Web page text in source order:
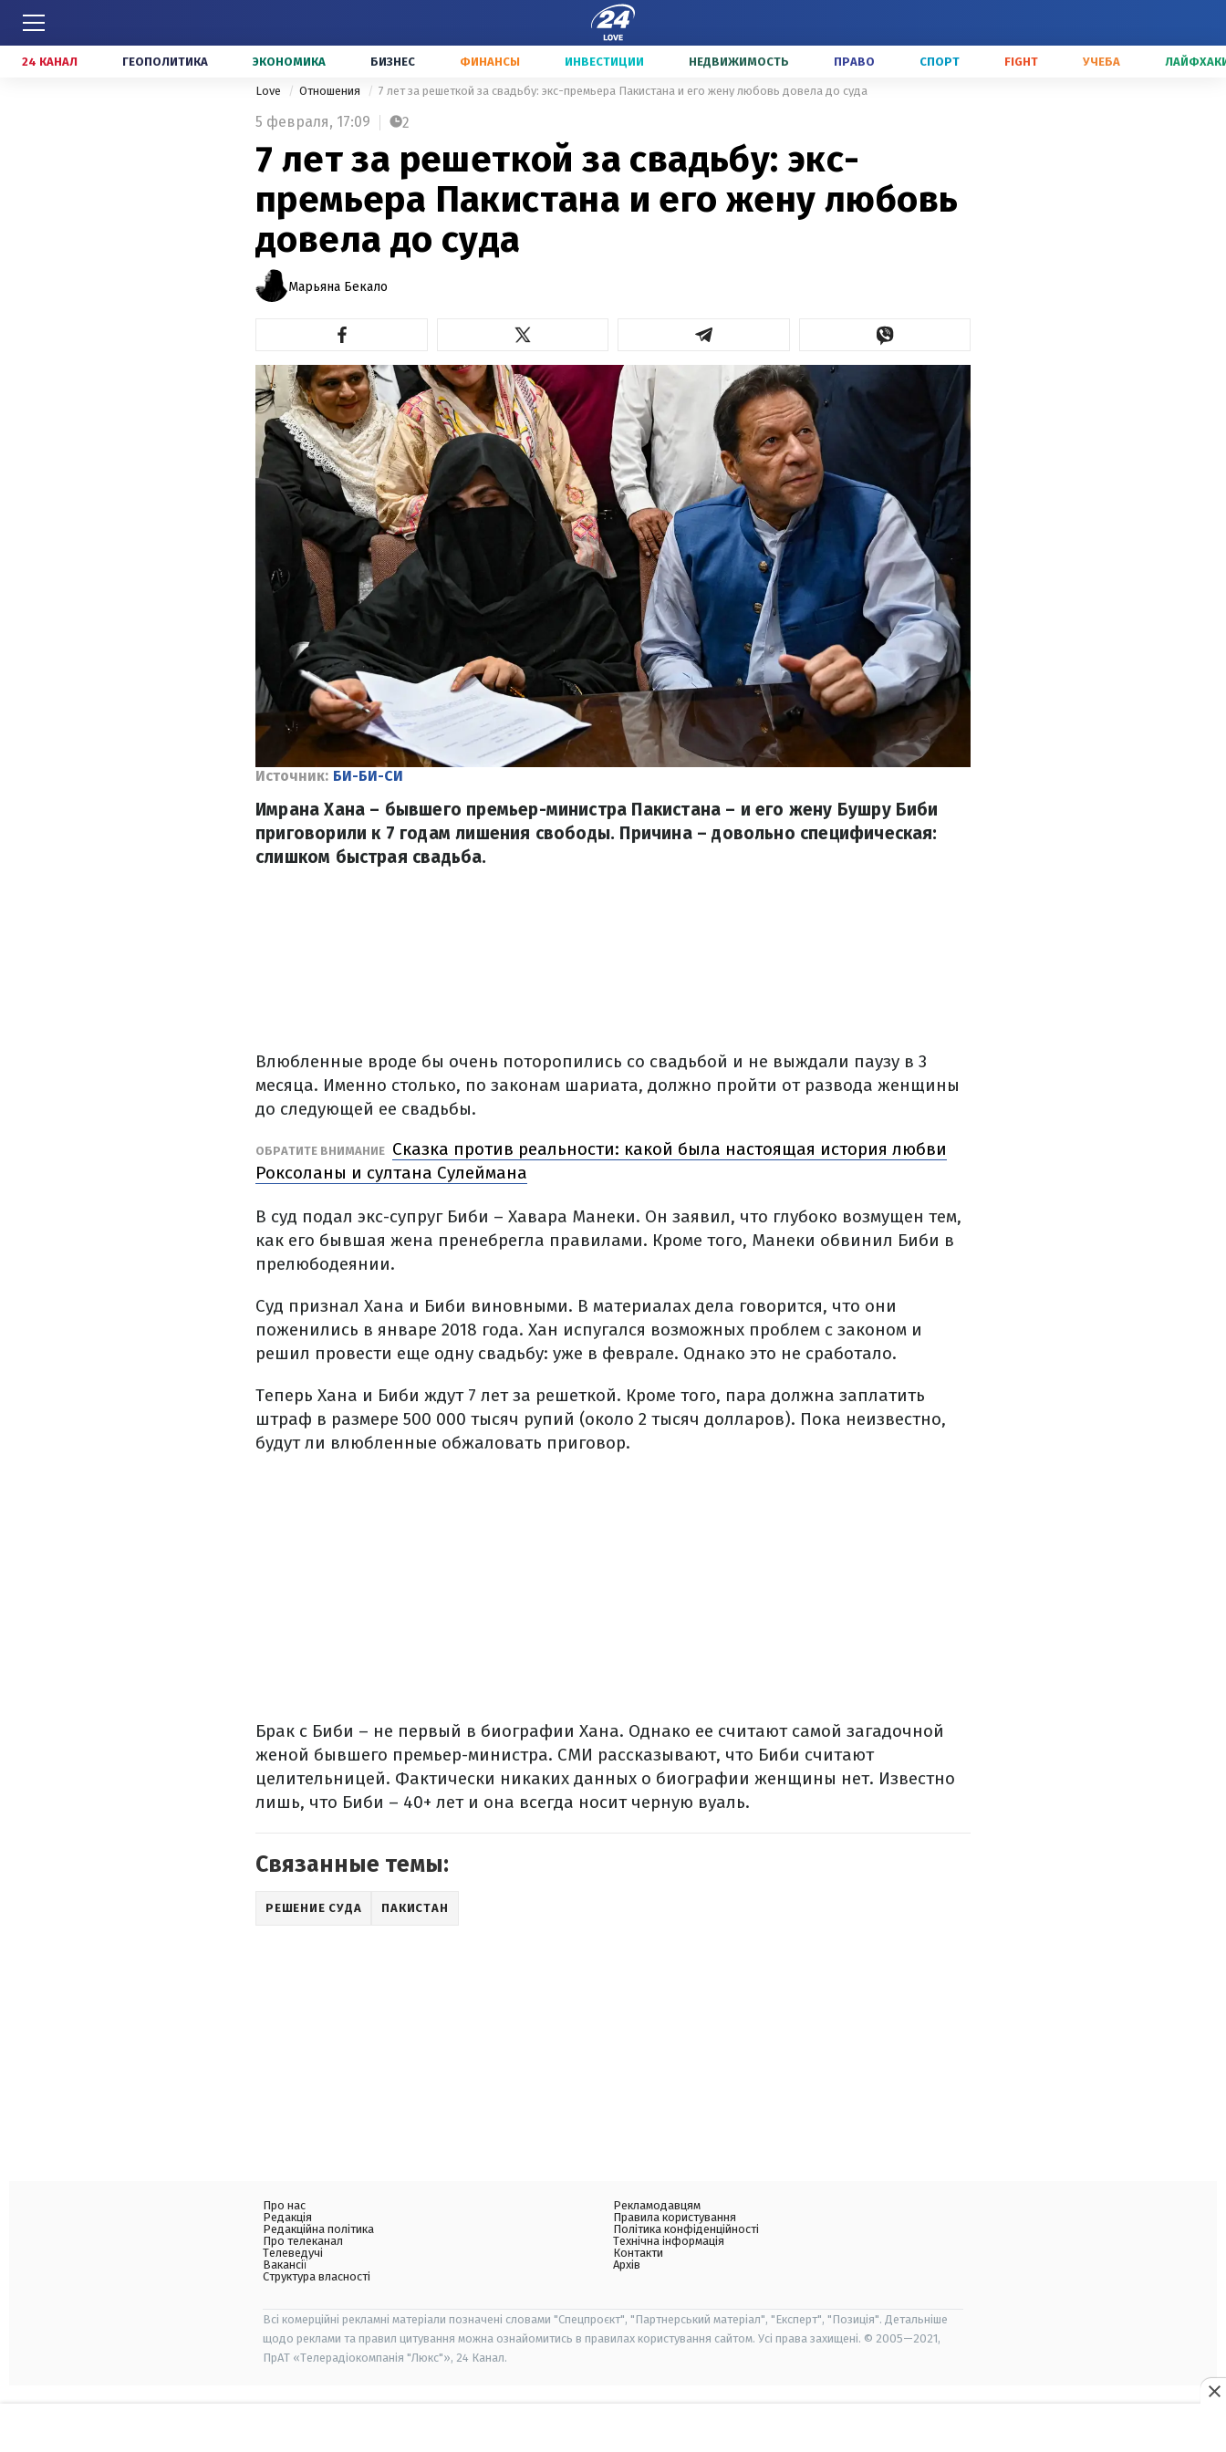
24 КАНАЛ ГЕОПОЛИТИКА ЭКОНОМИКА БИЗНЕС ФИНАНСЫ ИНВЕСТИЦИИ НЕДВИЖИМОСТЬ ПРАВО СПОРТ FIGHT УЧЕБА
Love Отношения 7 лет за решеткой за свадьбу: экс-премьера Пакистана и его жену любовь довела до суда
5 февраля, 17:09 2
7 лет за решеткой за свадьбу: экс-
премьера Пакистана и его жену любовь
довела до суда
Марьяна Бекало
Источник: БИ-БИ-СИ
Имрана Хана – бывшего премьер-министра Пакистана – и его жену Бушру Биби
приговорили к 7 годам лишения свободы. Причина – довольно специфическая:
слишком быстрая свадьба.
Влюбленные вроде бы очень поторопились со свадьбой и не выждали паузу в 3
месяца. Именно столько, по законам шариата, должно пройти от развода женщины
до следующей ее свадьбы.
ОБРАТИТЕ ВНИМАНИЕ Сказка против реальности: какой была настоящая история любви
Роксоланы и султана Сулеймана
В суд подал экс-супруг Биби – Хавара Манеки. Он заявил, что глубоко возмущен тем,
как его бывшая жена пренебрегла правилами. Кроме того, Манеки обвинил Биби в
прелюбодеянии.
Суд признал Хана и Биби виновными. В материалах дела говорится, что они
поженились в январе 2018 года. Хан испугался возможных проблем с законом и
решил провести еще одну свадьбу: уже в феврале. Однако это не сработало.
Теперь Хана и Биби ждут 7 лет за решеткой. Кроме того, пара должна заплатить
штраф в размере 500 000 тысяч рупий (около 2 тысяч долларов). Пока неизвестно,
будут ли влюбленные обжаловать приговор.
Брак с Биби – не первый в биографии Хана. Однако ее считают самой загадочной
женой бывшего премьер-министра. СМИ рассказывают, что Биби считают
целительницей. Фактически никаких данных о биографии женщины нет. Известно
лишь, что Биби – 40+ лет и она всегда носит черную вуаль.
Связанные темы:
РЕШЕНИЕ СУДА ПАКИСТАН
Про нас
Редакція
Редакційна політика
Про телеканал
Телеведучі
Вакансії
Структура власності
Рекламодавцям
Правила користування
Політика конфіденційності
Технічна інформація
Контакти
Архів
Всі комерційні рекламні матеріали позначені словами "Спецпроєкт", "Партнерський матеріал", "Експерт", "Позиція". Детальніше
щодо реклами та правил цитування можна ознайомитись в правилах користування сайтом. Усі права захищені. © 2005—2021,
ПрАТ «Телерадіокомпанія "Люкс"», 24 Канал.